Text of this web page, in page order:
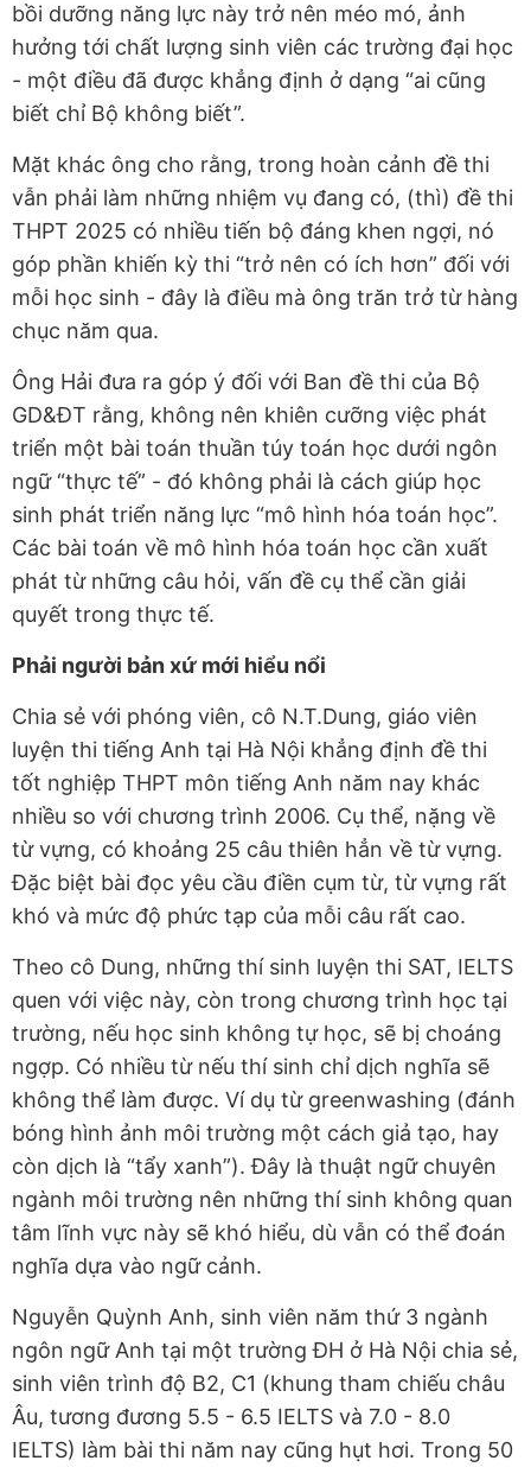
bồi dưỡng năng lực này trở nên méo mó, ảnh
hưởng tới chất lượng sinh viên các trường đại học
- một điều đã được khẳng định ở dạng “ai cũng
biết chỉ Bộ không biết”.
Mặt khác ông cho rằng, trong hoàn cảnh đề thi
vẫn phải làm những nhiệm vụ đang có, (thì) đề thi
THPT 2025 có nhiều tiến bộ đáng khen ngợi, nó
góp phần khiến kỳ thi “trở nên có ích hơn” đối với
mỗi học sinh - đây là điều mà ông trăn trở từ hàng
chục năm qua.
Ông Hải đưa ra góp ý đối với Ban đề thi của Bộ
GD&ĐT rằng, không nên khiên cưỡng việc phát
triển một bài toán thuần túy toán học dưới ngôn
ngữ “thực tế” - đó không phải là cách giúp học
sinh phát triển năng lực “mô hình hóa toán học”.
Các bài toán về mô hình hóa toán học cần xuất
phát từ những câu hỏi, vấn đề cụ thể cần giải
quyết trong thực tế.
Phải người bản xứ mới hiểu nổi
Chia sẻ với phóng viên, cô N.T.Dung, giáo viên
luyện thi tiếng Anh tại Hà Nội khẳng định đề thi
tốt nghiệp THPT môn tiếng Anh năm nay khác
nhiều so với chương trình 2006. Cụ thể, nặng về
từ vựng, có khoảng 25 câu thiên hẳn về từ vựng.
Đặc biệt bài đọc yêu cầu điền cụm từ, từ vựng rất
khó và mức độ phức tạp của mỗi câu rất cao.
Theo cô Dung, những thí sinh luyện thi SAT, IELTS
quen với việc này, còn trong chương trình học tại
trường, nếu học sinh không tự học, sẽ bị choáng
ngợp. Có nhiều từ nếu thí sinh chỉ dịch nghĩa sẽ
không thể làm được. Ví dụ từ greenwashing (đánh
bóng hình ảnh môi trường một cách giả tạo, hay
còn dịch là “tẩy xanh”). Đây là thuật ngữ chuyên
ngành môi trường nên những thí sinh không quan
tâm lĩnh vực này sẽ khó hiểu, dù vẫn có thể đoán
nghĩa dựa vào ngữ cảnh.
Nguyễn Quỳnh Anh, sinh viên năm thứ 3 ngành
ngôn ngữ Anh tại một trường ĐH ở Hà Nội chia sẻ,
sinh viên trình độ B2, C1 (khung tham chiếu châu
Âu, tương đương 5.5 - 6.5 IELTS và 7.0 - 8.0
IELTS) làm bài thi năm nay cũng hụt hơi. Trong 50